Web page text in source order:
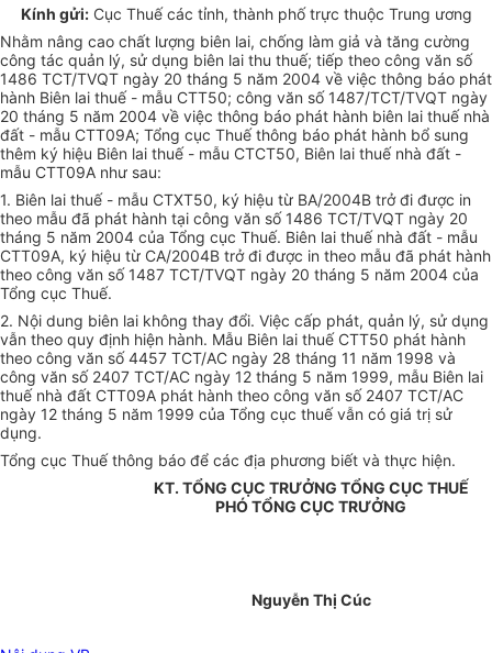
Kính gửi:Cục Thuế các tỉnh, thành phố trực thuộc Trung ương
Nhằm nâng cao chất lượng biên lai, chống làm giả và tăng cường
công tác quản lý, sử dụng biên lai thu thuế; tiếp theo công văn số
1486 TCT/TVQT ngày 20 tháng 5 năm 2004 về việc thông báo phát
hành Biên lai thuế - mẫu CTT50; công văn số 1487/TCT/TVQT ngày
20 tháng 5 năm 2004 về việc thông báo phát hành biên lai thuế nhà
đất - mẫu CTT09A; Tổng cục Thuế thông báo phát hành bổ sung
thêm ký hiệu Biên lai thuế - mẫu CTCT50, Biên lai thuế nhà đất -
mẫu CTT09A như sau:
1. Biên lai thuế - mẫu CTXT50, ký hiệu từ BA/2004B trở đi được in
theo mẫu đã phát hành tại công văn số 1486 TCT/TVQT ngày 20
tháng 5 năm 2004 của Tổng cục Thuế. Biên lai thuế nhà đất - mẫu
CTT09A, ký hiệu từ CA/2004B trở đi được in theo mẫu đã phát hành
theo công văn số 1487 TCT/TVQT ngày 20 tháng 5 năm 2004 của
Tổng cục Thuế.
2. Nội dung biên lai không thay đổi. Việc cấp phát, quản lý, sử dụng
vẫn theo quy định hiện hành. Mẫu Biên lai thuế CTT50 phát hành
theo công văn số 4457 TCT/AC ngày 28 tháng 11 năm 1998 và
công văn số 2407 TCT/AC ngày 12 tháng 5 năm 1999, mẫu Biên lai
thuế nhà đất CTT09A phát hành theo công văn số 2407 TCT/AC
ngày 12 tháng 5 năm 1999 của Tổng cục thuế vẫn có giá trị sử
dụng.
Tổng cục Thuế thông báo để các địa phương biết và thực hiện.
KT. TỔNG CỤC TRƯỞNG TỔNG CỤC THUẾ
PHÓ TỔNG CỤC TRƯỞNG
Nguyễn Thị Cúc